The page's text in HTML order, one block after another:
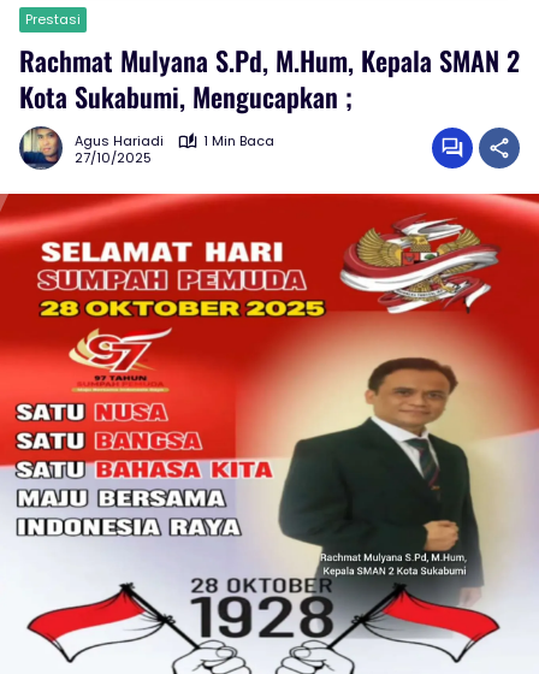
Prestasi
Rachmat Mulyana S.Pd, M.Hum, Kepala SMAN 2
Kota Sukabumi, Mengucapkan ;
Agus Hariadi
1 Min Baca
27/10/2025